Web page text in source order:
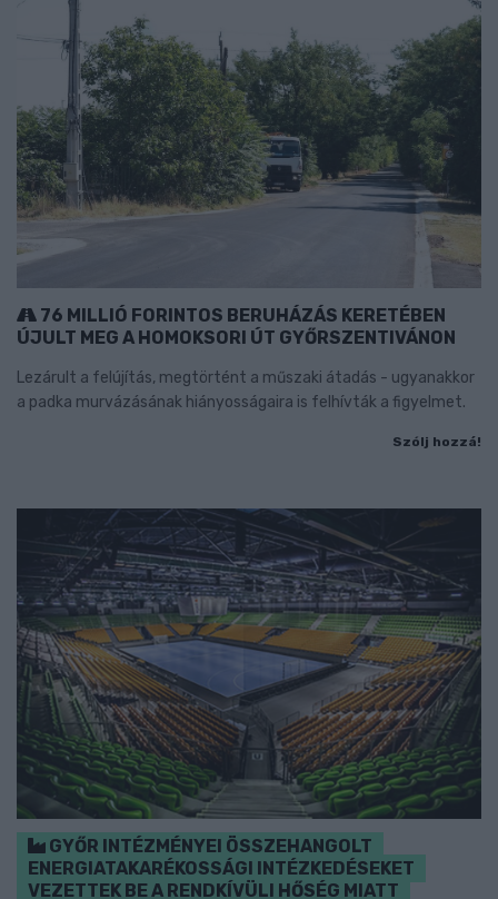
76 MILLIÓ FORINTOS BERUHÁZÁS KERETÉBEN
ÚJULT MEG A HOMOKSORI ÚT GYŐRSZENTIVÁNON
Lezárult a felújítás, megtörtént a műszaki átadás - ugyanakkor
a padka murvázásának hiányosságaira is felhívták a figyelmet.
Szólj hozzá!
GYŐR INTÉZMÉNYEI ÖSSZEHANGOLT
ENERGIATAKARÉKOSSÁGI INTÉZKEDÉSEKET
VEZETTEK BE A RENDKÍVÜLI HŐSÉG MIATT